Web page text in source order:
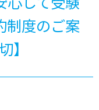
制度のご案
】